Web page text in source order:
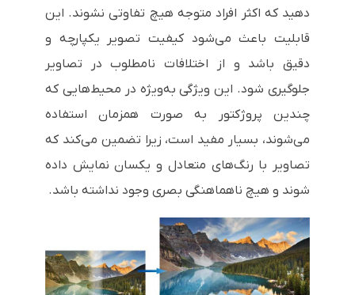
دهید که اکثر افراد متوجه هیچ تفاوتی نشوند. این
قابلیت باعث می‌شود کیفیت تصویر یکپارچه و
دقیق باشد و از اختلافات نامطلوب در تصاویر
جلوگیری شود. این ویژگی به‌ویژه در محیط‌هایی که
چندین پروژکتور به صورت همزمان استفاده
می‌شوند، بسیار مفید است، زیرا تضمین می‌کند که
تصاویر با رنگ‌های متعادل و یکسان نمایش داده
شوند و هیچ ناهماهنگی بصری وجود نداشته باشد.